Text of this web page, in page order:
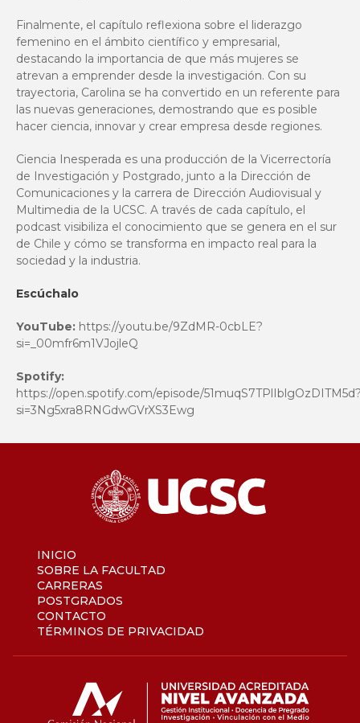
Finalmente, el capítulo reflexiona sobre el liderazgo
femenino en el ámbito científico y empresarial,
destacando la importancia de que más mujeres se
atrevan a emprender desde la investigación. Con su
trayectoria, Carolina se ha convertido en un referente para
las nuevas generaciones, demostrando que es posible
hacer ciencia, innovar y crear empresa desde regiones.
Ciencia Inesperada es una producción de la Vicerrectoría
de Investigación y Postgrado, junto a la Dirección de
Comunicaciones y la carrera de Dirección Audiovisual y
Multimedia de la UCSC. A través de cada capítulo, el
podcast visibiliza el conocimiento que se genera en el sur
de Chile y cómo se transforma en impacto real para la
sociedad y la industria.
Escúchalo
YouTube: https://youtu.be/9ZdMR-0cbLE?
si=_00mfr6m1VJojleQ
Spotify:
https://open.spotify.com/episode/
si=3Ng5xra8RNGdwGVrXS3Ewg
INICIO
SOBRE LA FACULTAD
CARRERAS
POSTGRADOS
CONTACTO
TÉRMINOS DE PRIVACIDAD